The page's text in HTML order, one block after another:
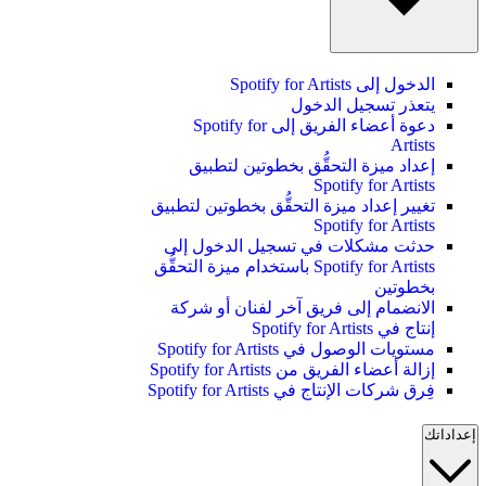
الدخول إلى Spotify for Artists
يتعذر تسجيل الدخول
دعوة أعضاء الفريق إلى Spotify for
Artists
إعداد ميزة التحقُّق بخطوتين لتطبيق
Spotify for Artists
تغيير إعداد ميزة التحقُّق بخطوتين لتطبيق
Spotify for Artists
حدثت مشكلات في تسجيل الدخول إلى
Spotify for Artists باستخدام ميزة التحقُّق
بخطوتين
الانضمام إلى فريق آخر لفنان أو شركة
إنتاج في Spotify for Artists
مستويات الوصول في Spotify for Artists
إزالة أعضاء الفريق من Spotify for Artists
فِرق شركات الإنتاج في Spotify for Artists
إعداداتك